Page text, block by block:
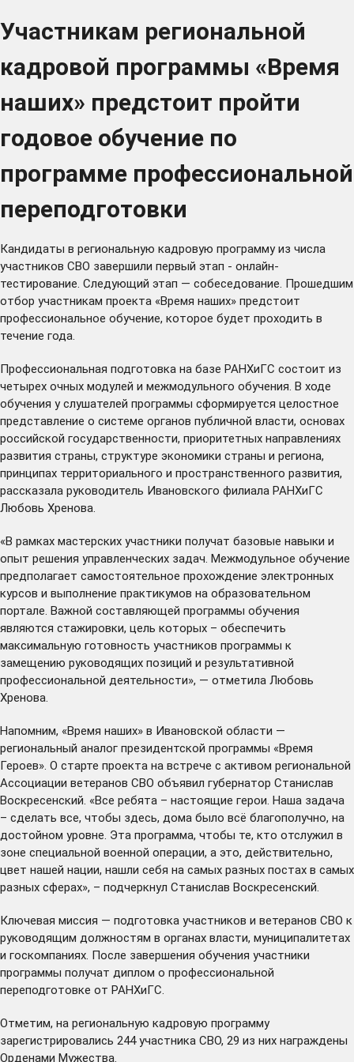
Участникам региональной
кадровой программы «Время
наших» предстоит пройти
годовое обучение по
программе профессиональной
переподготовки
Кандидаты в региональную кадровую программу из числа
участников СВО завершили первый этап - онлайн-
тестирование. Следующий этап — собеседование. Прошедшим
отбор участникам проекта «Время наших» предстоит
профессиональное обучение, которое будет проходить в
течение года.
Профессиональная подготовка на базе РАНХиГС состоит из
четырех очных модулей и межмодульного обучения. В ходе
обучения у слушателей программы сформируется целостное
представление о системе органов публичной власти, основах
российской государственности, приоритетных направлениях
развития страны, структуре экономики страны и региона,
принципах территориального и пространственного развития,
рассказала руководитель Ивановского филиала РАНХиГС
Любовь Хренова.
«В рамках мастерских участники получат базовые навыки и
опыт решения управленческих задач. Межмодульное обучение
предполагает самостоятельное прохождение электронных
курсов и выполнение практикумов на образовательном
портале. Важной составляющей программы обучения
являются стажировки, цель которых – обеспечить
максимальную готовность участников программы к
замещению руководящих позиций и результативной
профессиональной деятельности», — отметила Любовь
Хренова.
Напомним, «Время наших» в Ивановской области —
региональный аналог президентской программы «Время
Героев». О старте проекта на встрече с активом региональной
Ассоциации ветеранов СВО объявил губернатор Станислав
Воскресенский. «Все ребята – настоящие герои. Наша задача
– сделать все, чтобы здесь, дома было всё благополучно, на
достойном уровне. Эта программа, чтобы те, кто отслужил в
зоне специальной военной операции, а это, действительно,
цвет нашей нации, нашли себя на самых разных постах в самых
разных сферах», – подчеркнул Станислав Воскресенский.
Ключевая миссия — подготовка участников и ветеранов СВО к
руководящим должностям в органах власти, муниципалитетах
и госкомпаниях. После завершения обучения участники
программы получат диплом о профессиональной
переподготовке от РАНХиГС.
Отметим, на региональную кадровую программу
зарегистрировались 244 участника СВО, 29 из них награждены
Орденами Мужества.